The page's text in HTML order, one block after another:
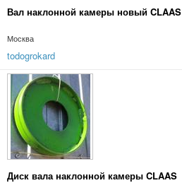
Вал наклонной камеры новый CLAAS
Москва
todogrokard
Диск вала наклонной камеры CLAAS